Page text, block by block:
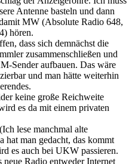
Antenne basteln und dann
MW (Absolute Radio 648,
hören.
dass sich demnächst die
zusammenschließen und
Sender aufbauen. Das wäre
und man hätte weiterhin
keine große Reichweite
es da mit einem privaten
lese manchmal alte
hat man gedacht, das kommt
es auch bei UKW passieren.
neue Radio entweder Internet